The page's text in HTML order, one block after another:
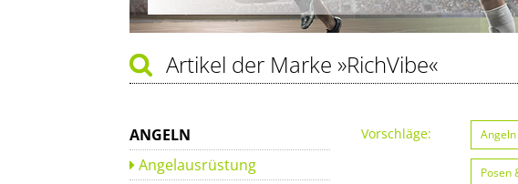
Artikel der Marke »RichVibe«
ANGELN
Angelausrüstung
Vorschläge: Angeln
Posen